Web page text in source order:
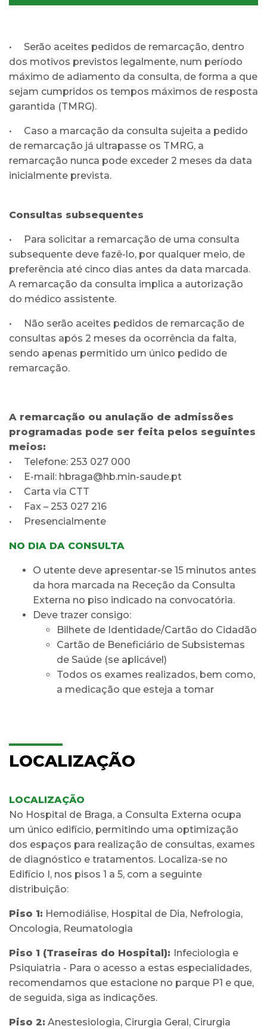
• Serão aceites pedidos de remarcação, dentro
dos motivos previstos legalmente, num período
máximo de adiamento da consulta, de forma a que
sejam cumpridos os tempos máximos de resposta
garantida (TMRG).
• Caso a marcação da consulta sujeita a pedido
de remarcação já ultrapasse os TMRG, a
remarcação nunca pode exceder 2 meses da data
inicialmente prevista.
Consultas subsequentes
• Para solicitar a remarcação de uma consulta
subsequente deve fazê-lo, por qualquer meio, de
preferência até cinco dias antes da data marcada.
A remarcação da consulta implica a autorização
do médico assistente.
• Não serão aceites pedidos de remarcação de
consultas após 2 meses da ocorrência da falta,
sendo apenas permitido um único pedido de
remarcação.
A remarcação ou anulação de admissões
programadas pode ser feita pelos seguintes
meios:
• Telefone: 253 027 000
• E-mail: hbraga@hb.min-saude.pt
• Carta via CTT
• Fax – 253 027 216
• Presencialmente
NO DIA DA CONSULTA
O utente deve apresentar-se 15 minutos antes
da hora marcada na Receção da Consulta
Externa no piso indicado na convocatória.
Deve trazer consigo:
Bilhete de Identidade/Cartão do Cidadão
Cartão de Beneficiário de Subsistemas
de Saúde (se aplicável)
Todos os exames realizados, bem como,
a medicação que esteja a tomar
LOCALIZAÇÃO
LOCALIZAÇÃO
No Hospital de Braga, a Consulta Externa ocupa
um único edifício, permitindo uma optimização
dos espaços para realização de consultas, exames
de diagnóstico e tratamentos. Localiza-se no
Edifício I, nos pisos 1 a 5, com a seguinte
distribuição:
Piso 1: Hemodiálise, Hospital de Dia, Nefrologia,
Oncologia, Reumatologia
Piso 1 (Traseiras do Hospital):
Infeciologia e
Psiquiatria - Para o acesso a estas especialidades,
recomendamos que estacione no parque P1 e que,
de seguida, siga as indicações.
Piso 2: Anestesiologia, Cirurgia Geral, Cirurgia